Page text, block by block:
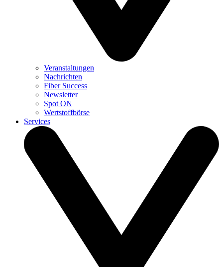
Veranstaltungen
Nachrichten
Fiber Success
Newsletter
Spot ON
Wertstoffbörse
Services